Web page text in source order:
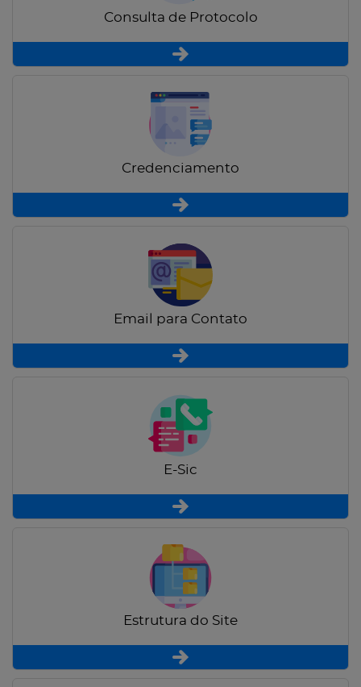
Consulta de Protocolo
Credenciamento
Email para Contato
E-Sic
Estrutura do Site